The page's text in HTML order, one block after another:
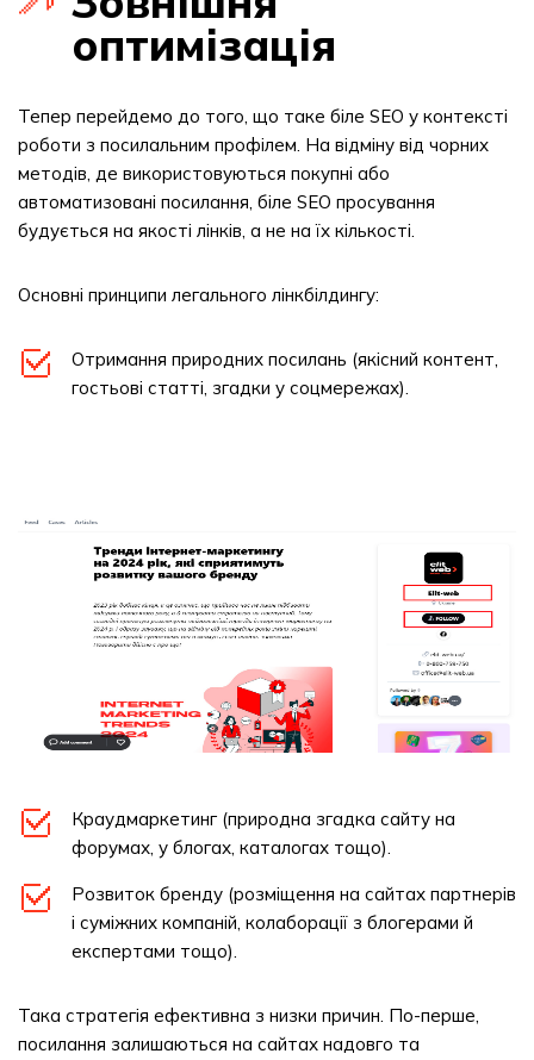
оптимізація
Тепер перейдемо до того, що таке біле SEO у контексті
роботи з посилальним профілем. На відміну від чорних
методів, де використовуються покупні або
автоматизовані посилання, біле SEO просування
будується на якості лінків, а не на їх кількості.
Основні принципи легального лінкбілдингу:
Отримання природних посилань (якісний контент,
гостьові статті, згадки у соцмережах).
Краудмаркетинг (природна згадка сайту на
форумах, у блогах, каталогах тощо).
Розвиток бренду (розміщення на сайтах партнерів
і суміжних компаній, колаборації з блогерами й
експертами тощо).
Така стратегія ефективна з низки причин. По-перше,
посилання залишаються на сайтах надовго та